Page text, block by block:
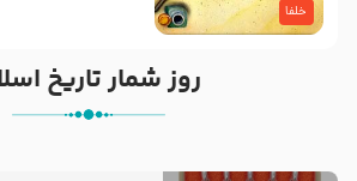
خلفا
روز شمار تاریخ